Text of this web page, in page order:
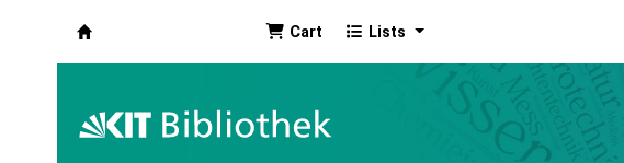
Cart Lists